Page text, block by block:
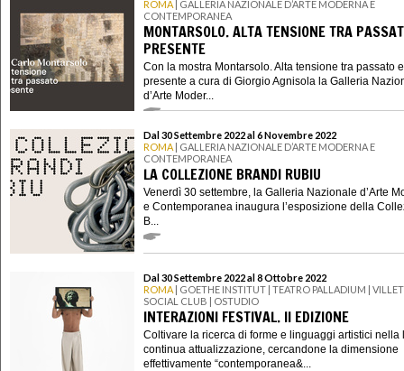
ROMA | GALLERIA NAZIONALE D’ARTE MODERNA E
CONTEMPORANEA
MONTARSOLO. ALTA TENSIONE TRA
PRESENTE
Con la mostra Montarsolo. Alta tensione tra passato e
presente a cura di Giorgio Agnisola la Galleria
d’Arte Moder...
Dal 30 Settembre 2022 al 6 Novembre 2022
ROMA | GALLERIA NAZIONALE D’ARTE MODERNA E
CONTEMPORANEA
LA COLLEZIONE BRANDI RUBIU
Venerdì 30 settembre, la Galleria Nazionale d’Arte
e Contemporanea inaugura l’esposizione della
B...
Dal 30 Settembre 2022 al 8 Ottobre 2022
ROMA | GOETHE INSTITUT | TEATRO PALLADIUM |
SOCIAL CLUB | OSTUDIO
INTERAZIONI FESTIVAL. II EDIZIONE
Coltivare la ricerca di forme e linguaggi artistici nella
continua attualizzazione, cercandone la dimensione
effettivamente “contemporanea&...